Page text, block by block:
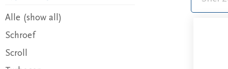
Alle (show all)
Schroef
Scroll